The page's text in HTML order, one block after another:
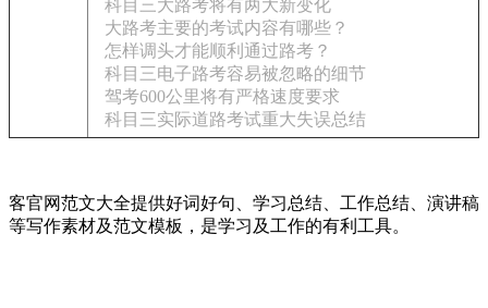
科目三大路考将有两大新变化
大路考主要的考试内容有哪些？
怎样调头才能顺利通过路考？
科目三电子路考容易被忽略的细节
驾考600公里将有严格速度要求
科目三实际道路考试重大失误总结
客官网范文大全提供好词好句、学习总结、工作总结、演讲稿
等写作素材及范文模板，是学习及工作的有利工具。